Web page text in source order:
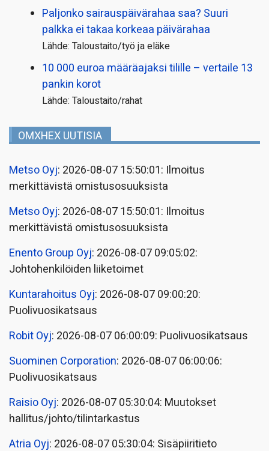
Paljonko sairauspäivä­rahaa saa? Suuri
palkka ei takaa korkeaa päivärahaa
Lähde: Taloustaito/työ ja eläke
10 000 euroa määräajaksi tilille – vertaile 13
pankin korot
Lähde: Taloustaito/rahat
OMXHEX UUTISIA
Metso Oyj: 2026-08-07 15:50:01: Ilmoitus
merkittävistä omistusosuuksista
Metso Oyj: 2026-08-07 15:50:01: Ilmoitus
merkittävistä omistusosuuksista
Enento Group Oyj: 2026-08-07 09:05:02:
Johtohenkilöiden liiketoimet
Kuntarahoitus Oyj: 2026-08-07 09:00:20:
Puolivuosikatsaus
Robit Oyj: 2026-08-07 06:00:09: Puolivuosikatsaus
Suominen Corporation: 2026-08-07 06:00:06:
Puolivuosikatsaus
Raisio Oyj: 2026-08-07 05:30:04: Muutokset
hallitus/johto/tilintarkastus
Atria Oyj: 2026-08-07 05:30:04: Sisäpiiritieto